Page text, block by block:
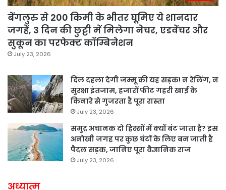
बेंगलुरु से 200 किमी के भीतर घूमिए ये शानदार
जगहें, 3 दिन की छुट्टी में मिलेगा नेचर, एडवेंचर और
सुकून का परफेक्ट कॉम्बिनेशन
July 23, 2026
दिल दहला देगी जम्मू की यह सड़क! न रेलिंग, न
सुरक्षा इंतजाम, हजारों फीट गहरी खाई के
किनारे से गुजरता है पूरा रास्ता
July 23, 2026
समुद्र अचानक दो हिस्सों में क्यों बंट जाता है? इस
अनोखी जगह पर कुछ घंटों के लिए बन जाती है
पैदल सड़क, जानिए पूरा वैज्ञानिक राज
July 23, 2026
अध्यात्म